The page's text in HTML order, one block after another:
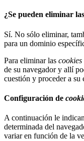
¿Se pueden eliminar las
Sí. No sólo eliminar,
para un dominio
Para eliminar las cookies
de su navegador y allí
cuestión y proceder a su
Configuración de
A continuación le
determinada del
variar en función de la